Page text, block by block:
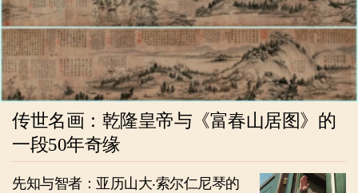
传世名画：乾隆皇帝与《富春山居图》的
一段50年奇缘
先知与智者：亚历山大‧索尔仁尼琴的